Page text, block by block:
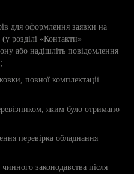
для оформлення заявки на
розділі «Контакти»
або надішліть повідомлення
повної комплектації
яким було отримано
перевірка обладнання
законодавства після